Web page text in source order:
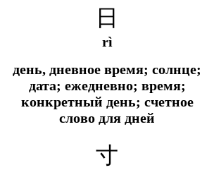
日
rì
день, дневное время; солнце;
дата; ежедневно; время;
конкретный день; счетное
слово для дней
寸